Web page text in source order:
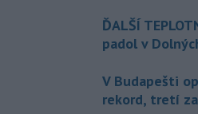
ĎALŠÍ
padol v
V Budapešti
rekord, tretí